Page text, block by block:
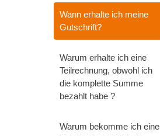
Wann erhalte ich meine
Gutschrift?
Warum erhalte ich eine
Teilrechnung, obwohl ich
die komplette Summe
bezahlt habe ?
Warum bekomme ich eine